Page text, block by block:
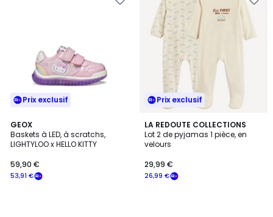
Prix exclusif
GEOX
Baskets à LED, à scratchs,
LIGHTYLOO x HELLO KITTY
53,91 €
59,90 €
Prix exclusif
LA REDOUTE COLLECTIONS
Lot 2 de pyjamas 1 pièce, en
velours
26,99 €
29,99 €